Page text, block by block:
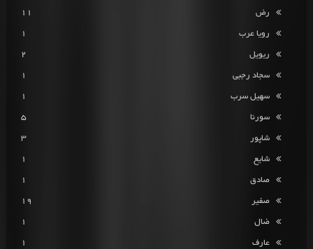
رض 11
رویا عرب 1
ریویل 2
سجاد رجبی 1
سهیل سرب 1
سورنا 5
شاپور 3
شایع 1
صادق 1
صفیر 19
ضال 1
عارف 1